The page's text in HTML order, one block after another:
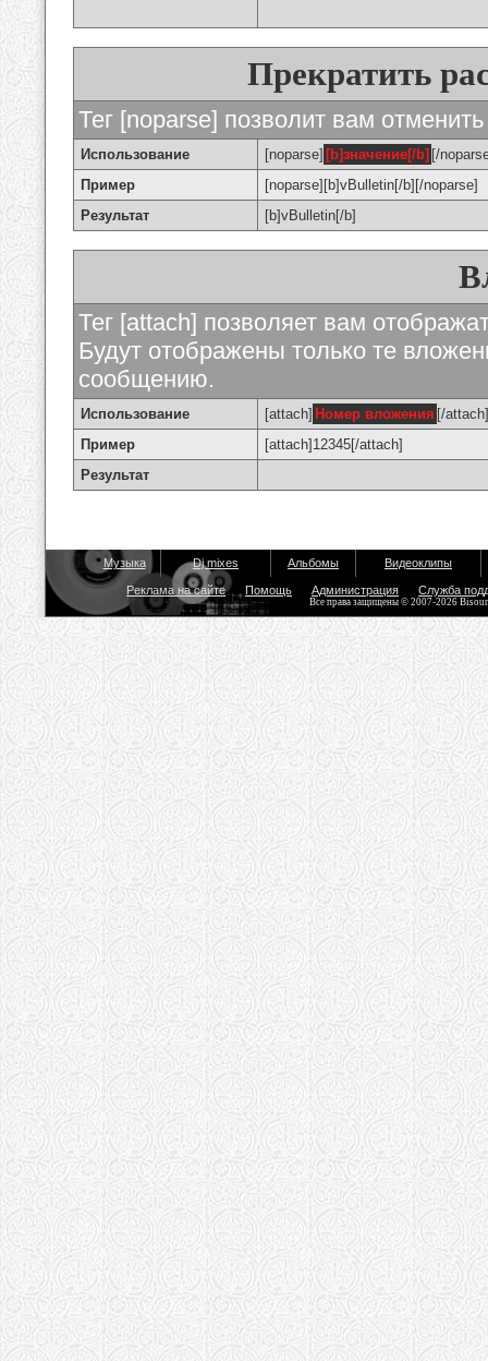
Прекратить
Тег [noparse] позволит вам
Использование [noparse] [b]значение[/b] [/
Пример
[noparse][b]vBulletin[/b][/noparse]
Результат
[b]vBulletin[/b]
Тег [attach] позволяет вам
Будут отображены только те
сообщению.
Использование [attach] Номер вложения [/attach]
Пример
[attach]12345[/attach]
Результат
Музыка Dj mixes Альбомы Видеоклипы
Реклама на сайте Помощь Администрация Служба
Все права защищены © 2007-2026